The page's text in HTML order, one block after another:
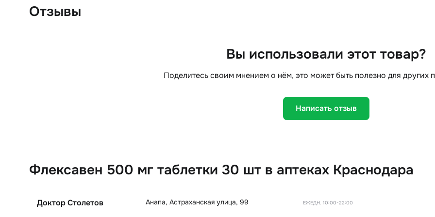
Отзывы
Вы использовали этот товар?
Поделитесь своим мнением о нём, это может быть полезно для других
Написать отзыв
Флексавен 500 мг таблетки 30 шт в аптеках Краснодара
Доктор Столетов Анапа, Астраханская улица, 99 ЕЖЕДН. 10:00-22:00